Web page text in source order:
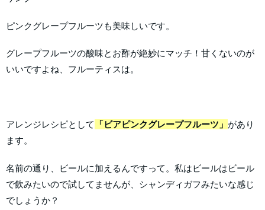
ピンクグレープフルーツも美味しいです。
グレープフルーツの酸味とお酢が絶妙にマッチ！甘くないのが
いいですよね、フルーティスは。
アレンジレシピとして 「ビアピンクグレープフルーツ」 があり
ます。
名前の通り、ビールに加えるんですって。私はビールはビール
で飲みたいので試してませんが、シャンディガフみたいな感じ
でしょうか？